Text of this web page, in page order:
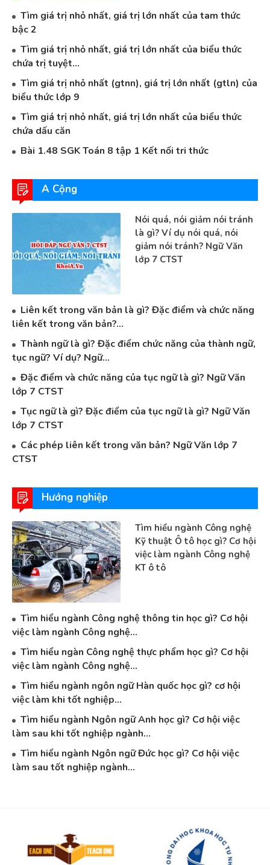
Tìm giá trị nhỏ nhất, giá trị lớn nhất của tam thức
bậc 2
Tìm giá trị nhỏ nhất, giá trị lớn nhất của biểu thức
chứa trị tuyệt...
Tìm giá trị nhỏ nhất (gtnn), giá trị lớn nhất (gtln) của
biểu thức lớp 9
Tìm giá trị nhỏ nhất, giá trị lớn nhất của biểu thức
chứa dấu căn
Bài 1.48 SGK Toán 8 tập 1 Kết nối tri thức
A Cộng
Nói quá, nói giảm nói tránh
là gì? Ví dụ nói quá, nói
giảm nói tránh? Ngữ Văn
lớp 7 CTST
Liên kết trong văn bản là gì? Đặc điểm và chức năng
liên kết trong văn bản?...
Thành ngữ là gì? Đặc điểm chức năng của thành ngữ,
tục ngữ? Ví dụ? Ngữ...
Đặc điểm và chức năng của tục ngữ là gì? Ngữ Văn
lớp 7 CTST
Tục ngữ là gì? Đặc điểm của tục ngữ là gì? Ngữ Văn
lớp 7 CTST
Các phép liên kết trong văn bản? Ngữ Văn lớp 7
CTST
Hướng nghiệp
Tìm hiểu ngành Công nghệ
Kỹ thuật Ô tô học gì? Cơ hội
việc làm ngành Công nghệ
KT ô tô
Tìm hiểu ngành Công nghệ thông tin học gì? Cơ hội
việc làm ngành Công nghệ...
Tìm hiểu ngàn Công nghệ thực phẩm học gì? Cơ hội
việc làm ngành Công nghệ...
Tìm hiểu ngành ngôn ngữ Hàn quốc học gì? cơ hội
việc làm khi tốt nghiệp...
Tìm hiểu ngành Ngôn ngữ Anh học gì? Cơ hội việc
làm sau khi tốt nghiệp ngành...
Tìm hiểu ngành Ngôn ngữ Đức học gì? Cơ hội việc
làm sau tốt nghiệp ngành...